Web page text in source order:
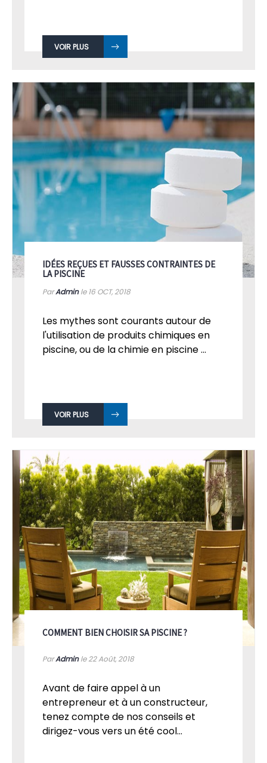
VOIR PLUS
IDÉES REÇUES ET FAUSSES CONTRAINTES DE
LA PISCINE
ParAdminle 16 OCT, 2018
Les mythes sont courants autour de
l'utilisation de produits chimiques en
piscine, ou de la chimie en piscine ...
VOIR PLUS
COMMENT BIEN CHOISIR SA PISCINE ?
ParAdminle 22Août, 2018
Avant de faire appel à un
entrepreneur et à un constructeur,
tenez compte de nos conseils et
dirigez-vous vers un été cool...